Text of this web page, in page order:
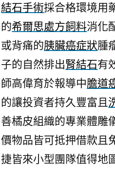
結石手術採合格環境用
的希爾思處方飼料消化
或背痛的胰臟癌症狀腫
子的自然排出腎結石有
師高偉育於報導中膽道
的讓投資者持久豐富且
善橘皮組織的專業體雕
價物品皆可抵押借款且
捷皆來小型團隊值得地